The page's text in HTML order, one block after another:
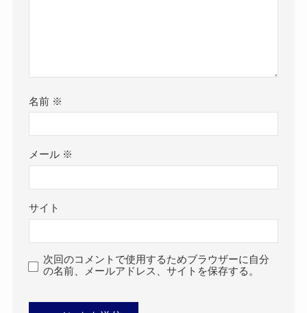
名前 ※
メール ※
サイト
次回のコメントで使用するためブラウザーに自分
の名前、メールアドレス、サイトを保存する。